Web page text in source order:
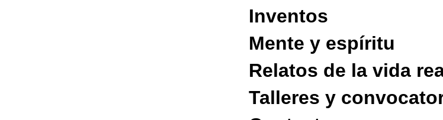
Inventos
Mente y espíritu
Relatos de la vida
Talleres y